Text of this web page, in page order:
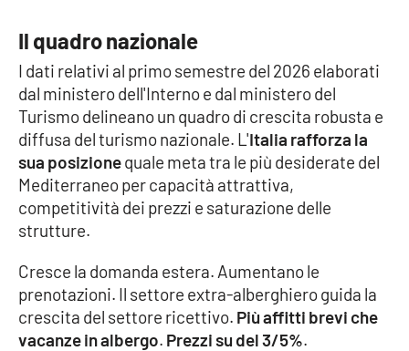
Lamezia Terme
PROGETTI
SPECIALI
Buona Sanità Calabria
Destinazioni
Eventi
Il quadro nazionale
I dati relativi al primo semestre del 2026 elaborati
dal ministero dell'Interno e dal ministero del
Turismo delineano un quadro di crescita robusta e
diffusa del turismo nazionale. L'Italia rafforza la
sua posizionequale meta tra le più desiderate del
Mediterraneo per capacità attrattiva,
competitività dei prezzi e saturazione delle
strutture.
Cresce la domanda estera. Aumentano le
prenotazioni. Il settore extra-alberghiero guida la
crescita del settore ricettivo. Più affitti brevi che
vacanze in albergo. Prezzi su del 3/5%.